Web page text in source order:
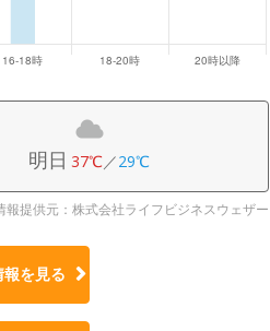
明日 37℃／29℃
報提供元：株式会社ライフビジネスウェザー
報を見る